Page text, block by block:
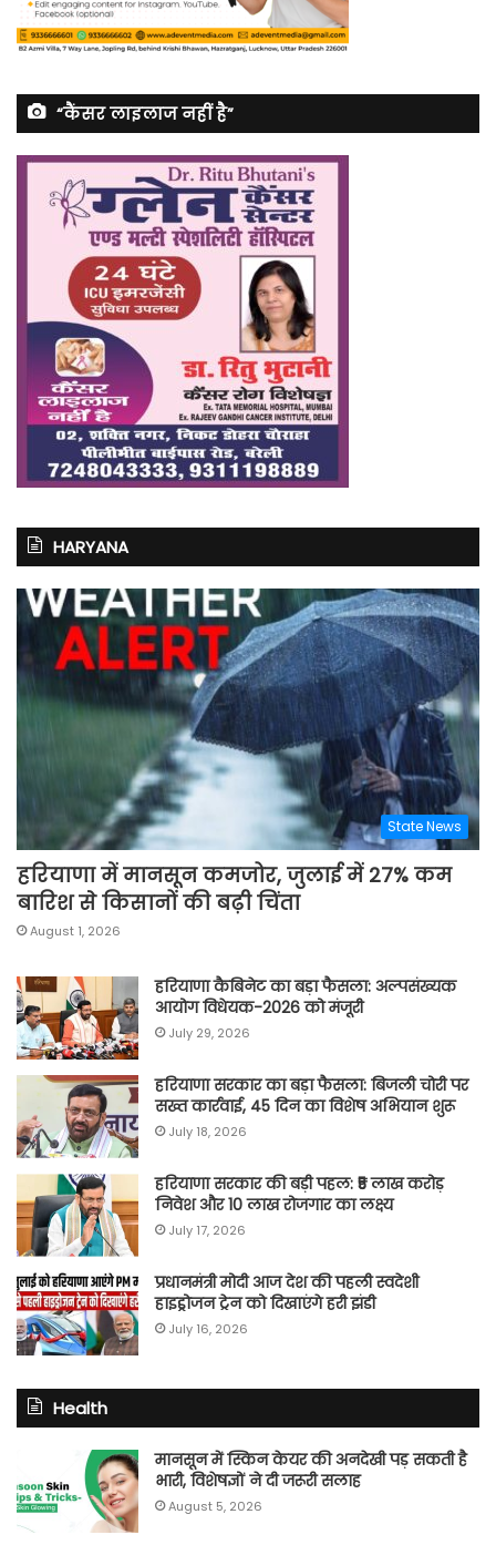
“कैंसर लाइलाज नहीं है”
HARYANA
State News
हरियाणा में मानसून कमजोर, जुलाई में 27% कम
बारिश से किसानों की बढ़ी चिंता
August 1, 2026
हरियाणा कैबिनेट का बड़ा फैसला: अल्पसंख्यक
आयोग विधेयक-2026 को मंजूरी
July 29, 2026
हरियाणा सरकार का बड़ा फैसला: बिजली चोरी पर
सख्त कार्रवाई, 45 दिन का विशेष अभियान शुरू
July 18, 2026
हरियाणा सरकार की बड़ी पहल: ₹5 लाख करोड़
निवेश और 10 लाख रोजगार का लक्ष्य
July 17, 2026
प्रधानमंत्री मोदी आज देश की पहली स्वदेशी
हाइड्रोजन ट्रेन को दिखाएंगे हरी झंडी
July 16, 2026
Health
मानसून में स्किन केयर की अनदेखी पड़ सकती है
भारी, विशेषज्ञों ने दी जरूरी सलाह
August 5, 2026